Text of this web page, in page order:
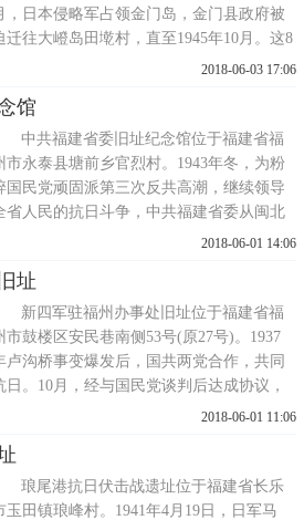
，日本侵略军占领金门岛，金门县政府被
迁往大嶝岛田墘村，直至1945年10月。这8
年时间里，金门县政府在大嶝组织军民坚持
嶝金门县政府旧址：金门抗日斗争史的重
要物证大嶝岛位于厦门市翔安区东南海面，
金门岛最近距离仅1800米。抗战...
2018-06-03 17:06
馆
中共福建省委旧址纪念馆位于福建省福
市永泰县塘前乡官烈村。1943年冬，为粉
国民党顽固派第三次反共高潮，继续领导
省人民的抗日斗争，中共福建省委从闽北
南迁闽中永泰，先后在梧桐青溪、东湖、塘
抗日、反顽斗争，时间达3年之久。1944年
7月，省委机关迁至官烈。在这里，根据抗日
势的发展，省委先后发出了《...
2018-06-01 14:06
址
新四军驻福州办事处旧址位于福建省福
市鼓楼区安民巷南侧53号(原27号)。1937
卢沟桥事变爆发后，国共两党合作，共同
日。10月，经与国民党谈判后达成协议，
南方8个省的红军和地方游击队改编为国民革
作，中共中央东南分局委派新四军参谋长
张云逸、党代表叶飞等从南昌到福州，就福
红军和地方游击队改编等问题...
2018-06-01 11:06
琅尾港抗日伏击战遗址位于福建省长乐
玉田镇琅峰村。1941年4月19日，日军马